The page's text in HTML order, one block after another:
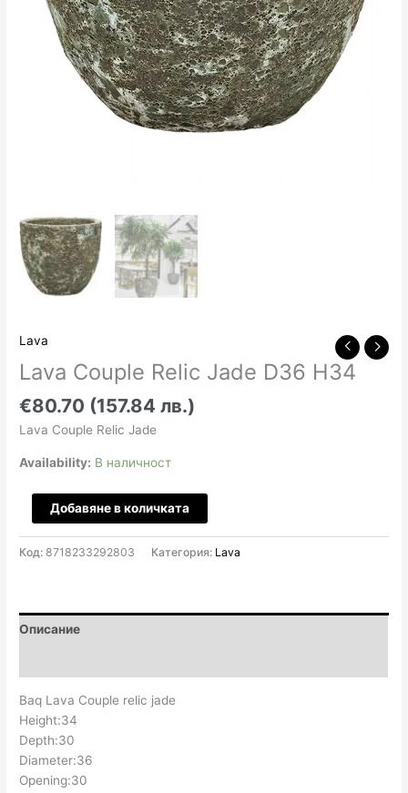
Lava
Lava Couple Relic Jade D36 H34
€80.70 (157.84 лв.)
Lava Couple Relic Jade
Availability: В наличност
количество
за
Couple
D36
Добавяне в количката
Код:8718233292803 Категория: Lava
Описание
Baq Lava Couple relic jade
Height:34
Depth:30
Diameter:36
Opening:30